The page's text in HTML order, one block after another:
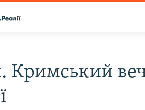
Кримський